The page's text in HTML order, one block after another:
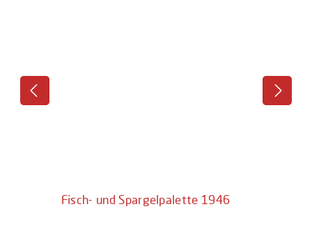
Fisch- und Spargelpalette 1946